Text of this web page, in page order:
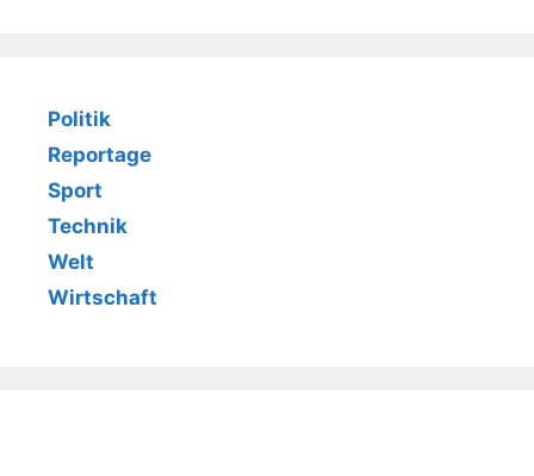
Politik
Reportage
Sport
Technik
Welt
Wirtschaft